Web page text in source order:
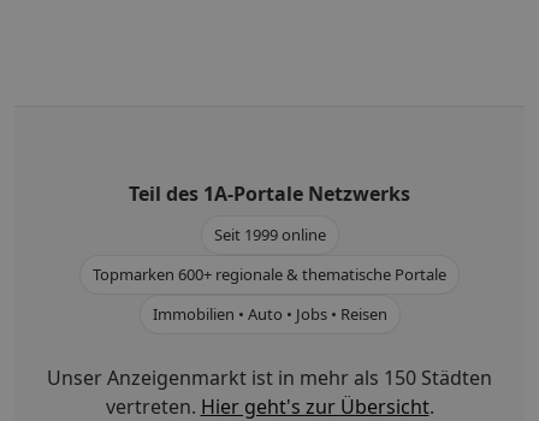
Teil des 1A-Portale Netzwerks
Seit 1999 online
Topmarken 600+ regionale & thematische Portale
Immobilien • Auto • Jobs • Reisen
Unser Anzeigenmarkt ist in mehr als 150 Städten
vertreten. Hier geht's zur Übersicht.